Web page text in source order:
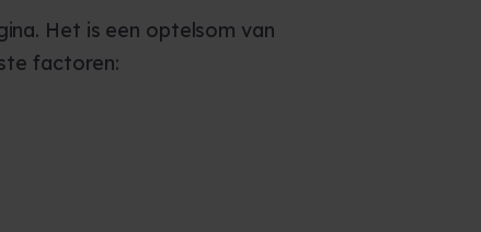
Het is een optelsom van
factoren: